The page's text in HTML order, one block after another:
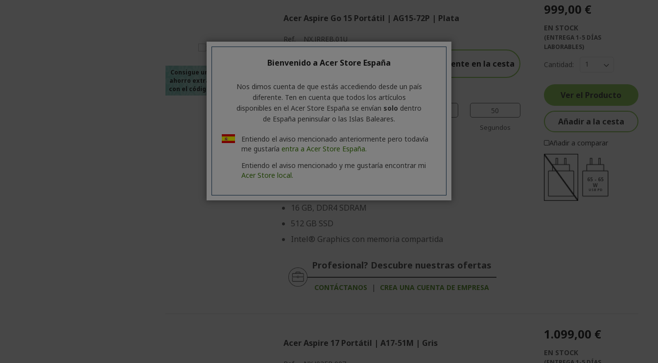
%%%%%%%%%%%%%%%%%%%%%%%%%%%%%%%%%
%%%%%%%%%%%%%%%%%%%%%%%%%%%%%%%%%
%%%%%%%%%%%%%%%%%%%%%%%%%%%%%%%%%
%%%%%%%%%%%%%%%%%%%%%%%%%%%%%%%%%
%%%%%%%%%%%%%%%%%%%%%%%%%%%%%%%%%
Consigue un
ahorro extra
con el código
Acer Aspire Go 15 Portátil | AG15-72P | Plata
Ref. NX.JRREB.01U
100 € DE
DESCUENTO
Aplicado automáticamente en la cesta
¡Date prisa! El código MYSTERY vence en:
01 19 49
Segundos
Windows 11 Home 64-bit
Procesador Intel® Core™ 7 150U 1,80 GHz
16 GB, DDR4 SDRAM
512 GB SSD
Intel® Graphics con memoria compartida
Profesional? Descubre nuestras ofertas
CONTÁCTANOS | CREA UNA CUENTA DE EMPRESA
999,00 €
EN STOCK
(ENTREGA 1-5 DÍAS
LABORABLES)
Cantidad:
Ver el Producto
Añadir a la cesta
Añadir a comparar
65 - 65
W
USB PD
Acer Aspire 17 Portátil | A17-51M | Gris
1.099,00 €
EN STOCK
Bienvenido a Acer Store España
Nos dimos cuenta de que estás accediendo desde un país
diferente. Ten en cuenta que todos los artículos
disponibles en el Acer Store España se envían solo dentro
de España peninsular o las Islas Baleares.
Entiendo el aviso mencionado anteriormente pero todavía
me gustaría entra a Acer Store España.
Entiendo el aviso mencionado y me gustaría encontrar mi
Acer Store local.